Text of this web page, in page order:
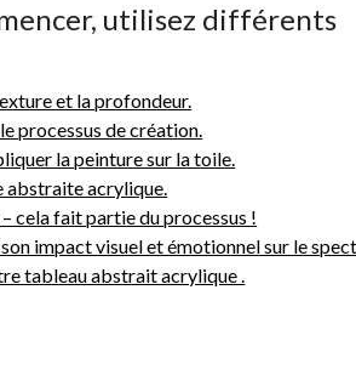
utilisez différents
et la profondeur.
processus de création.
la peinture sur la toile.
abstraite acrylique.
cela fait partie du processus !
impact visuel et émotionnel sur le
tableau abstrait acrylique .